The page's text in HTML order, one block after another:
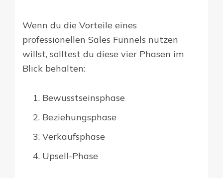
Wenn du die Vorteile eines
professionellen Sales Funnels nutzen
willst, solltest du diese vier Phasen im
Blick behalten:
Bewusstseinsphase
Beziehungsphase
Verkaufsphase
Upsell-Phase